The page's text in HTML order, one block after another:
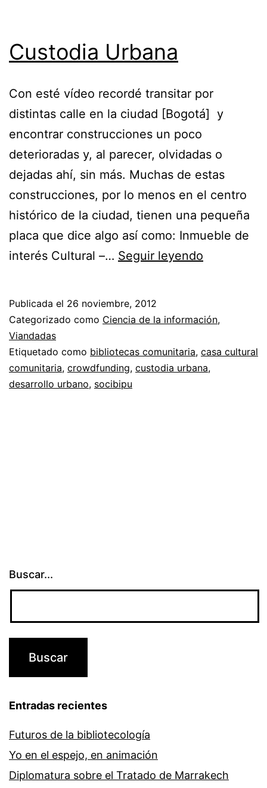
Custodia Urbana
Con esté vídeo recordé transitar por
distintas calle en la ciudad [Bogotá] y
encontrar construcciones un poco
deterioradas y, al parecer, olvidadas o
dejadas ahí, sin más. Muchas de estas
construcciones, por lo menos en el centro
histórico de la ciudad, tienen una pequeña
placa que dice algo así como: Inmueble de
interés Cultural –… Seguir leyendo
Publicada el 26 noviembre, 2012
Categorizado como Ciencia de la información,
Viandadas
Etiquetado como bibliotecas comunitaria, casa cultural
comunitaria, crowdfunding, custodia urbana,
desarrollo urbano, socibipu
Buscar...
Entradas recientes
Futuros de la bibliotecología
Yo en el espejo, en animación
Diplomatura sobre el Tratado de Marrakech